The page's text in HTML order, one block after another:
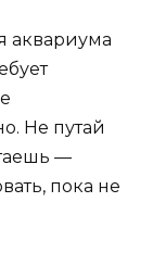
аквариума
Не путай
—
пока не